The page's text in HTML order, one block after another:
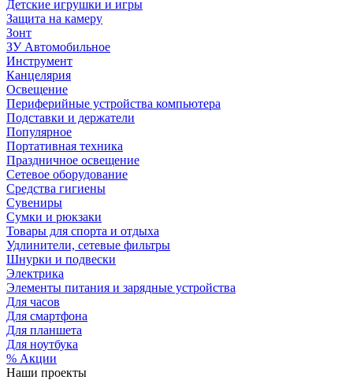
Детские игрушки и игры
Защита на камеру
Зонт
ЗУ Автомобильное
Инструмент
Канцелярия
Освещение
Периферийные устройства компьютера
Подставки и держатели
Популярное
Портативная техника
Праздничное освещение
Сетевое оборудование
Средства гигиены
Сувениры
Сумки и рюкзаки
Товары для спорта и отдыха
Удлинители, сетевые фильтры
Шнурки и подвески
Электрика
Элементы питания и зарядные устройства
Для часов
Для смартфона
Для планшета
Для ноутбука
% Акции
Наши проекты